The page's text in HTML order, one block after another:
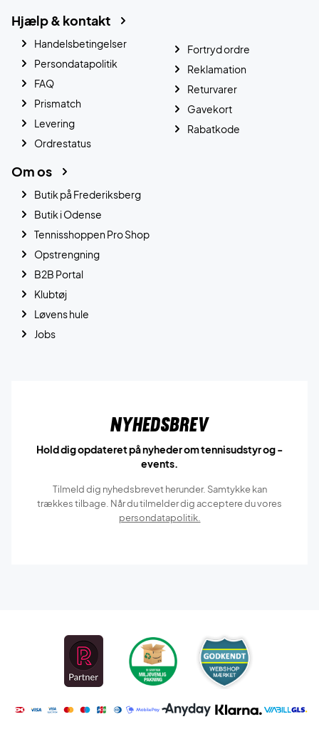
Hjælp & kontakt
Handelsbetingelser
Persondatapolitik
FAQ
Prismatch
Levering
Ordrestatus
Fortryd ordre
Reklamation
Returvarer
Gavekort
Rabatkode
Om os
Butik på Frederiksberg
Butik i Odense
Tennisshoppen Pro Shop
Opstrengning
B2B Portal
Klubtøj
Løvens hule
Jobs
Nyhedsbrev
Hold dig opdateret på nyheder om tennisudstyr og -
events.
Tilmeld dig nyhedsbrevet herunder. Samtykke kan
trækkes tilbage. Når du tilmelder dig acceptere du vores
persondatapolitik.